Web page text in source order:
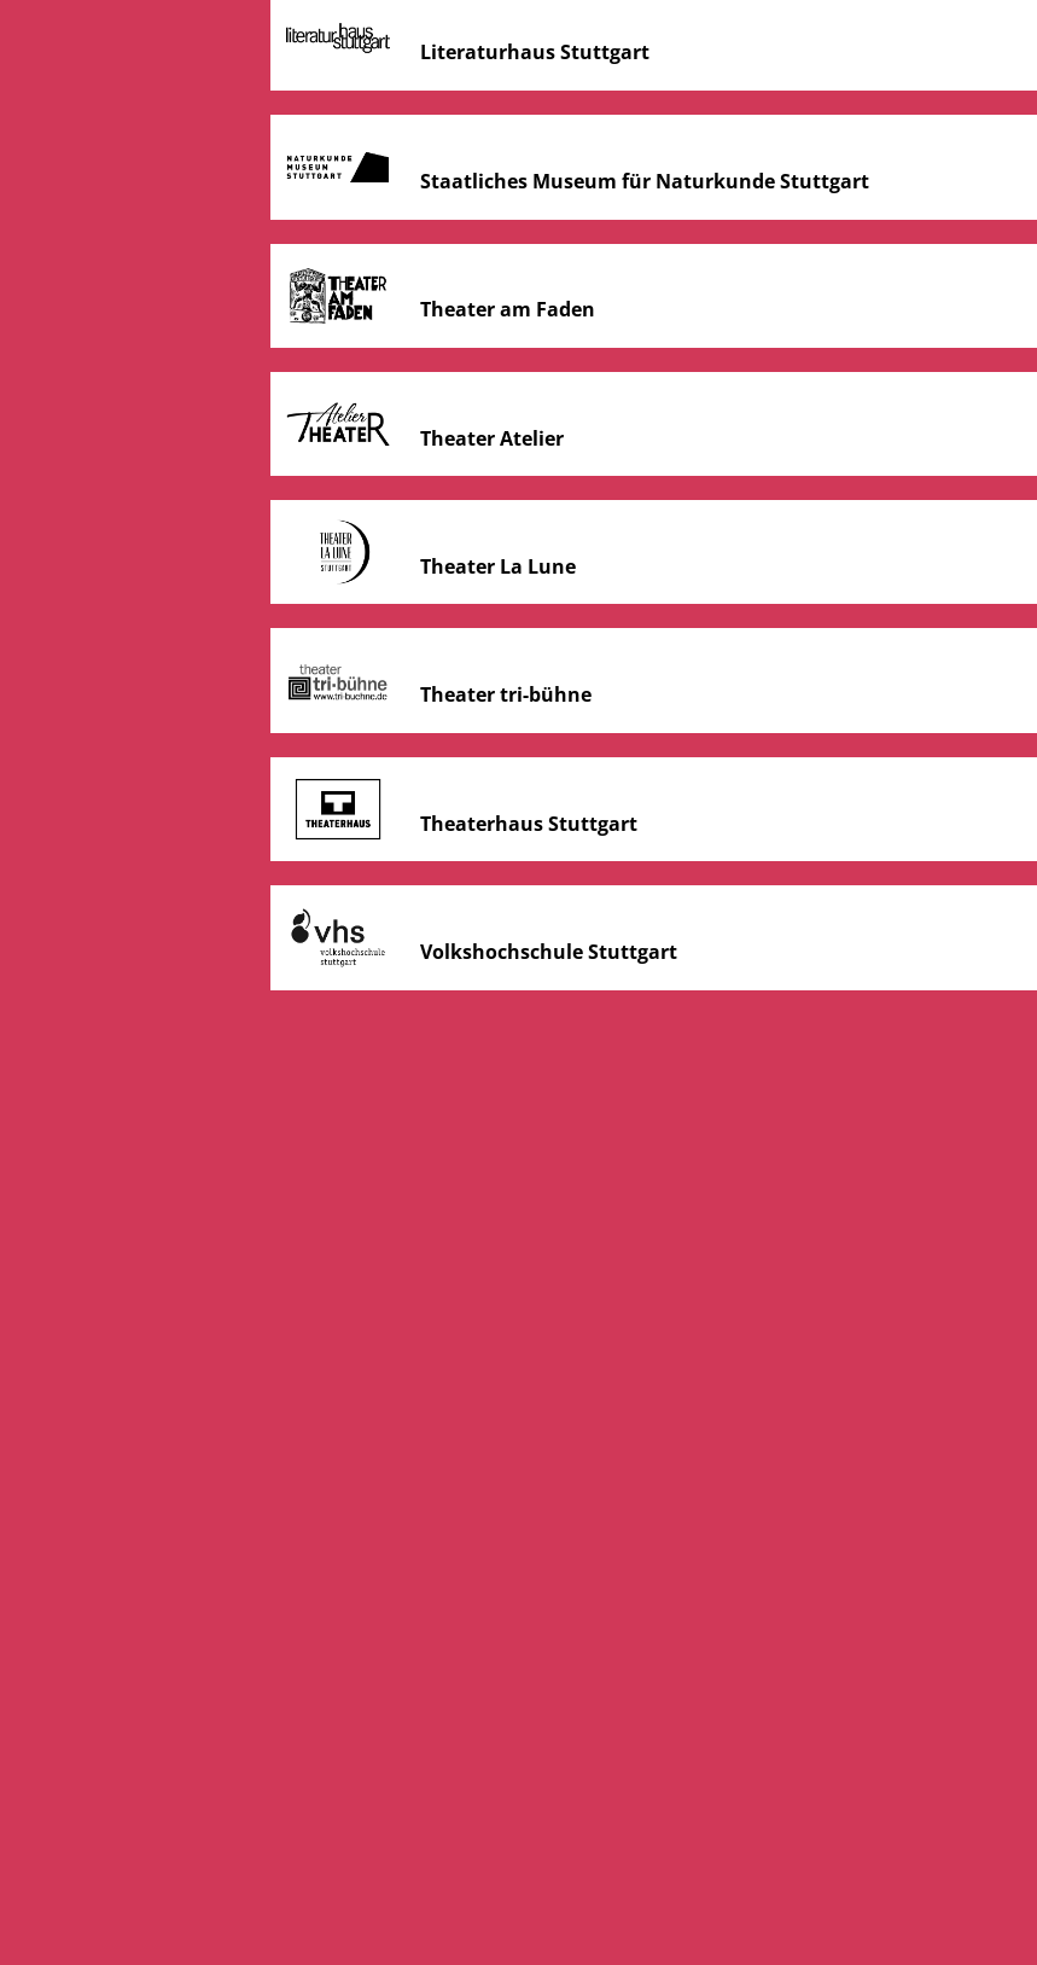
Literaturhaus Stuttgart
Staatliches Museum für Naturkunde Stuttgart
Theater am Faden
Theater Atelier
Theater La Lune
Theater tri-bühne
Theaterhaus Stuttgart
Volkshochschule Stuttgart